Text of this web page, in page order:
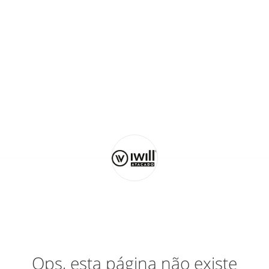
Ops, esta página não existe